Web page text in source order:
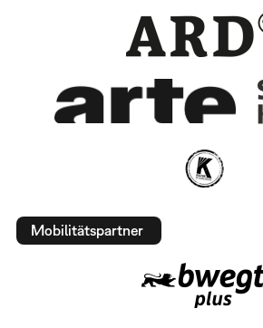
Mobilitätspartner